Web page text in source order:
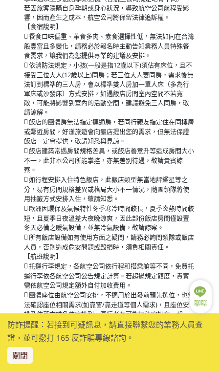
若因旅客隱瞞自身孕期或身心狀況，導致航空公司航程受影
響，因而產生之成本，航空公司將保留法律追訴權。
【食宿說明】
 餐食口味偏重、葷食多肉、素食選擇性低，無法如同在台灣
般豐富且多變化，請務必於報名時主動告知業務人員特殊餐
食需求，讓我們為您提供專業的建議及安排。
 依消防法規定，小孩(一般是指12歲以下)須佔有床位，且不
接受三位大人(12歲以上)同房；若三位大人要同房，需求後無
法訂到標準的三人房，會以標準雙人房加一單人床（多為行
軍床或沙發床）方式安排，如遇飯店房間室內空間不若寬
敞，可能將影響到室內的活動空間，建議避免三人同房，敬
請諒解。
 飯店的團體房無法指定連通房，若同行親友指定住在同樓層
或鄰近房間，好漾旅遊會向飯店提出您的需求，但無法保證
飯店一定會提供，敬請知悉與見諒。
 飯店建築常遇房間規格差異，或飯店善意升等造成房間大小
不一，此非本公司所能掌控，亦無差別待遇，敬請貴賓諒
察。
 如行程安排入住特色飯店，此飯店類型無當地評鑑星等之
分，易有房間規格差異或格局大小不一情況，隨團領隊將使
用抽籤方式安排入住，敬請知悉。
 歐洲因環保及氣候特性冬季寒冷時間較長，夏季炎熱時間較
短，且夏季日夜溫差大夜晚涼爽，因此部份飯店房間僅設置
冬天必備之暖氣設備，並無冷氣設備，敬請諒察。
 所有飯店設備如有使用方面之疑問，請務必詢問領隊或飯店
人員，否則造成危安問題或毀損時，須負相關責任。
【航班說明】
 托運行李規定，各航空公司依行程和搭乘艙等不同，免費托
運行李依各航空公司公告規定計算。若超過規定額度，貴賓
需依航空公司規定額外自付加收費用。
 團體座位由航空公司安排，不適用於出發前預先選位，也無
法確認座位相關需求(如靠窗/靠走道等個人需求)，且座位安
排乃依英文姓名依序排列，同行者有可能無法安排在一起，
領隊將盡最大協助，若無法滿足您的需求，敬請參團貴賓諒
解。
如您有一定需指定座位(如靠窗/靠走道等個人需求)，航空公
司將視航班狀況提供線上付款選位服務，可洽業務人員詢
問，待團體機票開票後可提供個人票號等，供您上航空公司
防詐提醒：若接到可疑訊息，請直接聯繫您的業務人員查
證，並可撥打 165 反詐騙專線諮詢。
關閉
聊聊